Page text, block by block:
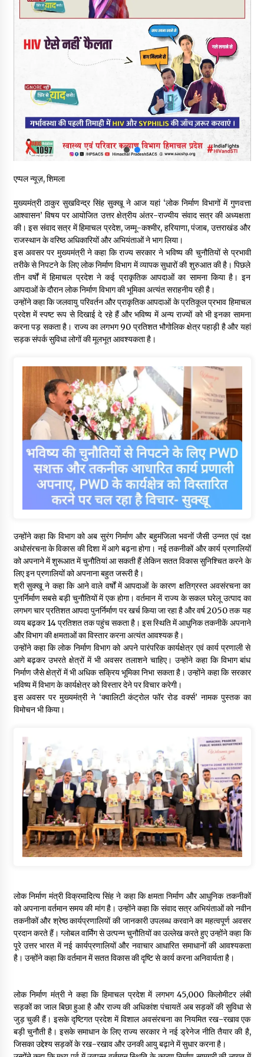
नितिन गडकरी से मिले विक्रमादित्य सिंह, हिमाचल की सड़क परियोजनाओं को
06/08/2026
आपदा के दौरान मीडिया संचार एवं सूचना प्रबंधन पर शिमला में एक दिवसीय
नेता प्रतिपक्ष जयराम के आरोप निराधार, सबूत हैं तो सार्वजनिक करें: नरेश
चौहान
06/08/2026
05/08/2026
देहरा पुलिस की बड़ी कार्रवाई- 90 लाख नकद और 2 करोड़के सोने के
आभूषण बरामद, 7 आरोपी गिरफ्तार
05/08/2026
एप्पल न्यूज़, शिमला
मुख्यमंत्री ठाकुर सुखविन्द्र सिंह सुक्खू ने आज यहां ‘लोक निर्माण विभागों में गुणवत्ता
आश्वासन’ विषय पर आयोजित उत्तर क्षेत्रीय अंतर-राज्यीय संवाद सत्र की अध्यक्षता
की। इस संवाद सत्र में हिमाचल प्रदेश, जम्मू-कश्मीर, हरियाणा, पंजाब, उत्तराखंड और
राजस्थान के वरिष्ठ अधिकारियों और अभियंताओं ने भाग लिया।
इस अवसर पर मुख्यमंत्री ने कहा कि राज्य सरकार ने भविष्य की चुनौतियों से प्रभावी
तरीके से निपटने के लिए लोक निर्माण विभाग में व्यापक सुधारों की शुरुआत की है। पिछले
तीन वर्षों में हिमाचल प्रदेश ने कई प्राकृतिक आपदाओं का सामना किया है। इन
आपदाओं के दौरान लोक निर्माण विभाग की भूमिका अत्यंत सराहनीय रही है।
उन्होंने कहा कि जलवायु परिवर्तन और प्राकृतिक आपदाओं के प्रतिकूल प्रभाव हिमाचल
प्रदेश में स्पष्ट रूप से दिखाई दे रहे हैं और भविष्य में अन्य राज्यों को भी इनका सामना
करना पड़ सकता है। राज्य का लगभग 90 प्रतिशत भौगोलिक क्षेत्र पहाड़ी है और यहां
सड़क संपर्क सुविधा लोगों की मूलभूत आवश्यकता है।
उन्होंने कहा कि विभाग को अब सुरंग निर्माण और बहुमंजिला भवनों जैसी उन्नत एवं दक्ष
अधोसंरचना के विकास की दिशा में आगे बढ़ना होगा। नई तकनीकों और कार्य प्रणालियों
को अपनाने में शुरूआत में चुनौतियां आ सकती हैं लेकिन सतत विकास सुनिश्चित करने के
लिए इन प्रणालियों को अपनाना बहुत जरूरी है।
श्री सुक्खू ने कहा कि आने वाले वर्षों में आपदाओं के कारण क्षतिग्रस्त अवसंरचना का
पुनर्निर्माण सबसे बड़ी चुनौतियों में एक होगा। वर्तमान में राज्य के सकल घरेलू उत्पाद का
लगभग चार प्रतिशत आपदा पुनर्निर्माण पर खर्च किया जा रहा है और वर्ष 2050 तक यह
व्यय बढ़कर 14 प्रतिशत तक पहुंच सकता है। इस स्थिति में आधुनिक तकनीकें अपनाने
और विभाग की क्षमताओं का विस्तार करना अत्यंत आवश्यक है।
उन्होंने कहा कि लोक निर्माण विभाग को अपने पारंपरिक कार्यक्षेत्र एवं कार्य प्रणाली से
आगे बढ़कर उभरते क्षेत्रों में भी अवसर तलाशने चाहिए। उन्होंने कहा कि विभाग बांध
निर्माण जैसे क्षेत्रों में भी अधिक सक्रिय भूमिका निभा सकता है। उन्होंने कहा कि सरकार
भविष्य में विभाग के कार्यक्षेत्र को विस्तार देने पर विचार करेगी।
इस अवसर पर मुख्यमंत्री ने ‘क्वालिटी कंट्रोल फॉर रोड वर्क्स’ नामक पुस्तक का
विमोचन भी किया।
लोक निर्माण मंत्री विक्रमादित्य सिंह ने कहा कि क्षमता निर्माण और आधुनिक तकनीकों
को अपनाना वर्तमान समय की मांग है। उन्होंने कहा कि संवाद सत्र अभियंताओं को नवीन
तकनीकों और श्रेष्ठ कार्यप्रणालियों की जानकारी उपलब्ध करवाने का महत्वपूर्ण अवसर
प्रदान करते हैं। ग्लोबल वार्मिंग से उत्पन्न चुनौतियों का उल्लेख करते हुए उन्होंने कहा कि
पूरे उत्तर भारत में नई कार्यप्रणालियों और नवाचार आधारित समाधानों की आवश्यकता
है। उन्होंने कहा कि वर्तमान में सतत विकास की दृष्टि से कार्य करना अनिवार्यता है।
लोक निर्माण मंत्री ने कहा कि हिमाचल प्रदेश में लगभग 45,000 किलोमीटर लंबी
सड़कों का जाल बिछा हुआ है और राज्य की अधिकांश पंचायतें अब सड़कों की सुविधा से
जुड़ चुकी हैं। इसके दृष्टिगत प्रदेश में विशाल अवसंरचना का नियमित रख-रखाव एक
बड़ी चुनौती है। इसके समाधान के लिए राज्य सरकार ने नई ड्रेनेज नीति तैयार की है,
जिसका उद्देश्य सड़कों के रख-रखाव और उनकी आयु बढ़ाने में सुधार करना है।